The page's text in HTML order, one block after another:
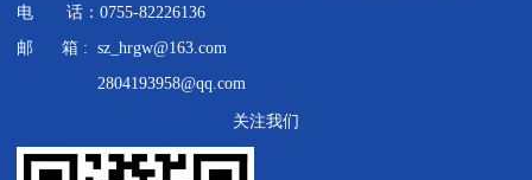
电 话：0755-82226136
邮 箱 : sz_hrgw@163.com
2804193958@qq.com
关注我们